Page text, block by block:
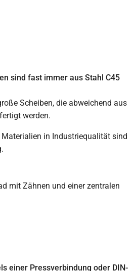
sind fast immer aus Stahl C45
Scheiben, die abweichend aus
werden.
in Industriequalität sind
einer Pressverbindung oder DIN-